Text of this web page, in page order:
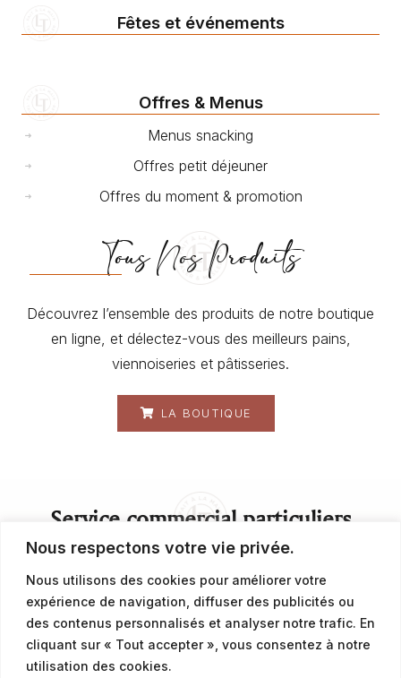
Nous respectons votre vie privée.
Nous utilisons des cookies pour améliorer votre
expérience de navigation, diffuser des publicités ou
des contenus personnalisés et analyser notre trafic. En
cliquant sur « Tout accepter », vous consentez à notre
utilisation des cookies.
Fêtes et événements
Offres & Menus
Menus snacking
Offres petit déjeuner
Offres du moment & promotion
Tous Nos Produits
Découvrez l’ensemble des produits de notre boutique
en ligne, et délectez-vous des meilleurs pains,
viennoiseries et pâtisseries.
LA BOUTIQUE
Service commercial particuliers
contact@latalemelerie.com
04 76 43 20 09
Service commercial professionnels